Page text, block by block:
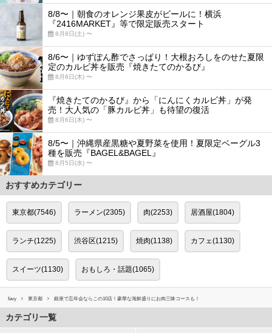
8/8〜｜朝食のオレンジ果皮がビールに！横浜
『2416MARKET』等で限定販売スタート
8月8日(土) 〜
8/6〜｜ゆずぽん酢でさっぱり！大根おろしをのせた夏限
定のカルビ丼を販売『焼きたてのかるび』
8月6日(木) 〜
『焼きたてのかるび』から「にんにくカルビ丼」が発
売！大人気の「豚カルビ丼」も待望の復活
8月6日(木) 〜
8/5〜｜沖縄県産黒糖や夏野菜を使用！夏限定ベーグル3
種を販売『BAGEL&BAGEL』
8月5日(水) 〜
おすすめカテゴリー
東京都(7546) ラーメン(2305) 肉(2253) 居酒屋(1804)
ランチ(1225) 渋谷区(1215) 焼肉(1138) カフェ(1130)
スイーツ(1130) おもしろ・話題(1065)
favy 東京都 銀座で忘年会ならこの10店！豪華な海鮮盛りにお肉三昧コースも！
カテゴリ一覧